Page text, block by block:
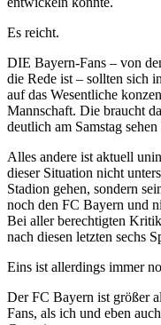
Es reicht.
DIE Bayern-Fans – von
die Rede ist – sollten sich
auf das Wesentliche
Mannschaft. Die braucht
deutlich am Samstag
Alles andere ist aktuell
dieser Situation nicht
Stadion gehen, sondern
noch den FC Bayern und
Bei aller berechtigten
nach diesen letzten sechs
Eins ist allerdings immer
Der FC Bayern ist größer
Fans, als ich und eben